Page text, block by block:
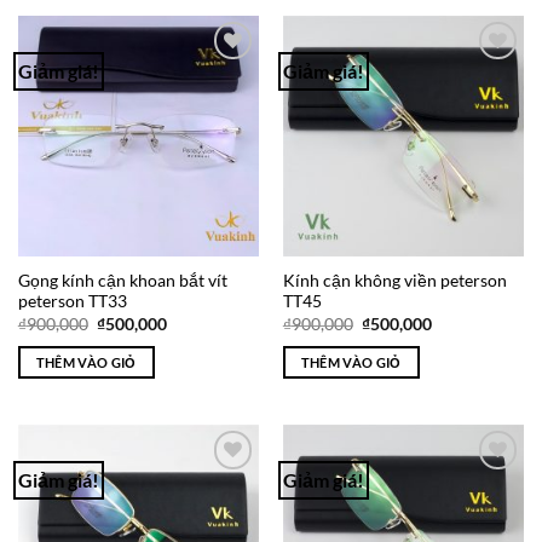
Giảm giá!
Add to
Wishlist
Gọng kính cận khoan bắt vít
peterson TT33
₫900,000 Giá
là:
₫900,000.
₫500,000Giá
THÊM VÀO GIỎ
Giảm giá!
Wishlist
Kính cận không viền peterson
TT45
₫900,000 Giá
là:
₫900,000.
₫500,000Giá
THÊM VÀO GIỎ
Giảm giá!
Wishlist
Giảm giá!
Add to
Wishlist